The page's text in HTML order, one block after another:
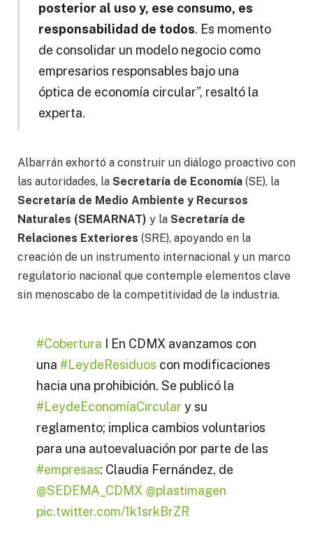
posterior al uso y, ese consumo, es
responsabilidad de todos. Es momento
de consolidar un modelo negocio como
empresarios responsables bajo una
óptica de economía circular”, resaltó la
experta.
Albarrán exhortó a construir un diálogo proactivo con
las autoridades, la Secretaría de Economía (SE), la
Secretaría de Medio Ambiente y Recursos
Naturales (SEMARNAT) y la Secretaría de
Relaciones Exteriores (SRE), apoyando en la
creación de un instrumento internacional y un marco
regulatorio nacional que contemple elementos clave
sin menoscabo de la competitividad de la industria.
#Cobertura I En CDMX avanzamos con
una #LeydeResiduos con modificaciones
hacia una prohibición. Se publicó la
#LeydeEconomíaCircular y su
reglamento; implica cambios voluntarios
para una autoevaluación por parte de las
#empresas: Claudia Fernández, de
@SEDEMA_CDMX @plastimagen
pic.twitter.com/1k1srkBrZR